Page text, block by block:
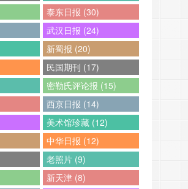
泰东日报 (30)
武汉日报 (24)
新蜀报 (20)
民国期刊 (17)
密勒氏评论报 (15)
西京日报 (14)
美术馆珍藏 (12)
中华日报 (12)
老照片 (9)
新天津 (8)